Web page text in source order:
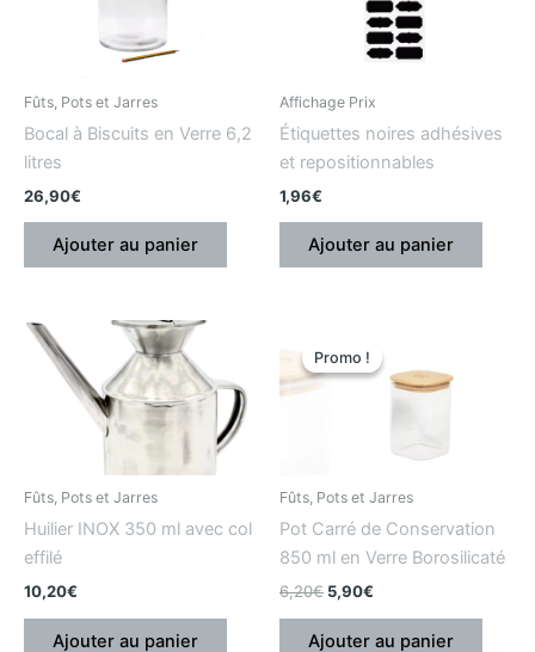
Fûts, Pots et Jarres
Bocal à Biscuits en Verre 6,2
litres
26,90€
Ajouter au panier
Affichage Prix
Étiquettes noires adhésives
et repositionnables
1,96€
Ajouter au panier
Fûts, Pots et Jarres
Huilier INOX 350 ml avec col
effilé
10,20€
Ajouter au panier
Promo !
Promo !
Fûts, Pots et Jarres
Pot Carré de Conservation
850 ml en Verre Borosilicaté
6,20€
initial
5,90€
actuel
est
Ajouter au panier